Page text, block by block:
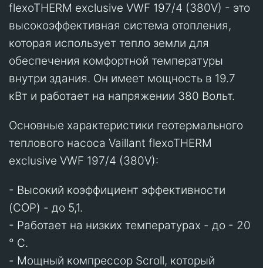
flexoTHERM exclusive VWF 197/4 (380V) - это
высокоэффективная система отопления,
которая использует тепло земли для
обеспечения комфортной температуры
внутри здания. Он имеет мощность в 19.7
кВт и работает на напряжении 380 Вольт.
Основные характеристики геотермального
теплового насоса Vaillant flexoTHERM
exclusive VWF 197/4 (380V):
- Высокий коэффициент эффективности
(COP) - до 5,1.
- Работает на низких температурах - до - 20
° C.
- Мощный компрессор Scroll, который